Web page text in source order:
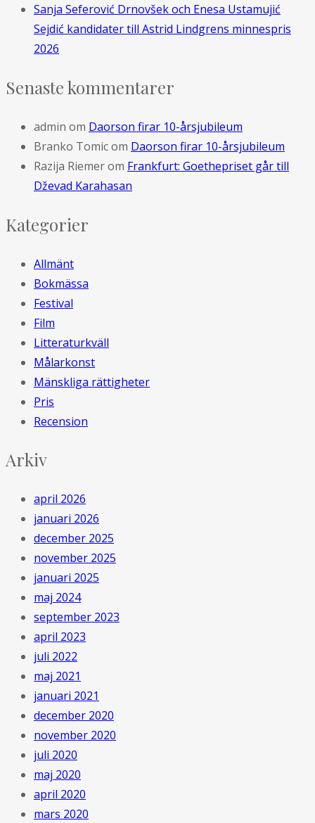
Sanja Seferović Drnovšek och Enesa Ustamujić
Sejdić kandidater till Astrid Lindgrens minnespris
2026
Senaste kommentarer
admin om Daorson firar 10-årsjubileum
Branko Tomicom Daorson firar 10-årsjubileum
Razija Riemerom Frankfurt: Goethepriset går till
Dževad Karahasan
Kategorier
Allmänt
Bokmässa
Festival
Film
Litteraturkväll
Målarkonst
Mänskliga rättigheter
Pris
Recension
Arkiv
april 2026
januari 2026
december 2025
november 2025
januari 2025
maj 2024
september 2023
april 2023
juli 2022
maj 2021
januari 2021
december 2020
november 2020
juli 2020
maj 2020
april 2020
mars 2020